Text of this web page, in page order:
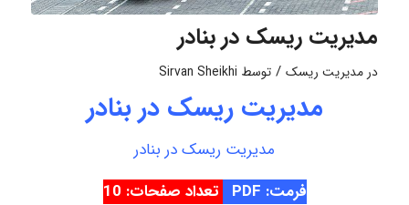
مدیریت ریسک در بنادر
در مدیریت ریسک / توسط Sirvan Sheikhi
مدیریت ریسک در بنادر
مدیریت ریسک در بنادر
فرمت: PDF
تعداد صفحات: 10